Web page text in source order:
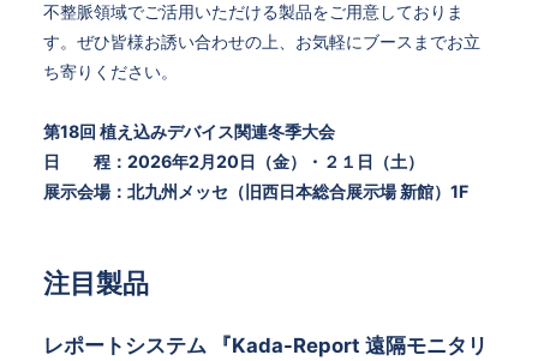
不整脈領域でご活用いただける製品をご用意しておりま
す。ぜひ皆様お誘い合わせの上、お気軽にブースまでお立
ち寄りください。
第18回 植え込みデバイス関連冬季大会
日 程：2026年2月20日（金）・２１日（土）
展示会場：北九州メッセ（旧西日本総合展示場 新館）1F
注目製品
レポートシステム 『Kada-Report 遠隔モニタリ